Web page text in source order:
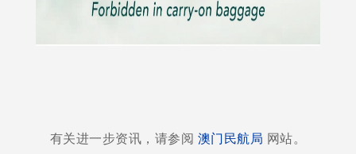
有关进一步资讯，请参阅 澳门民航局 网站。